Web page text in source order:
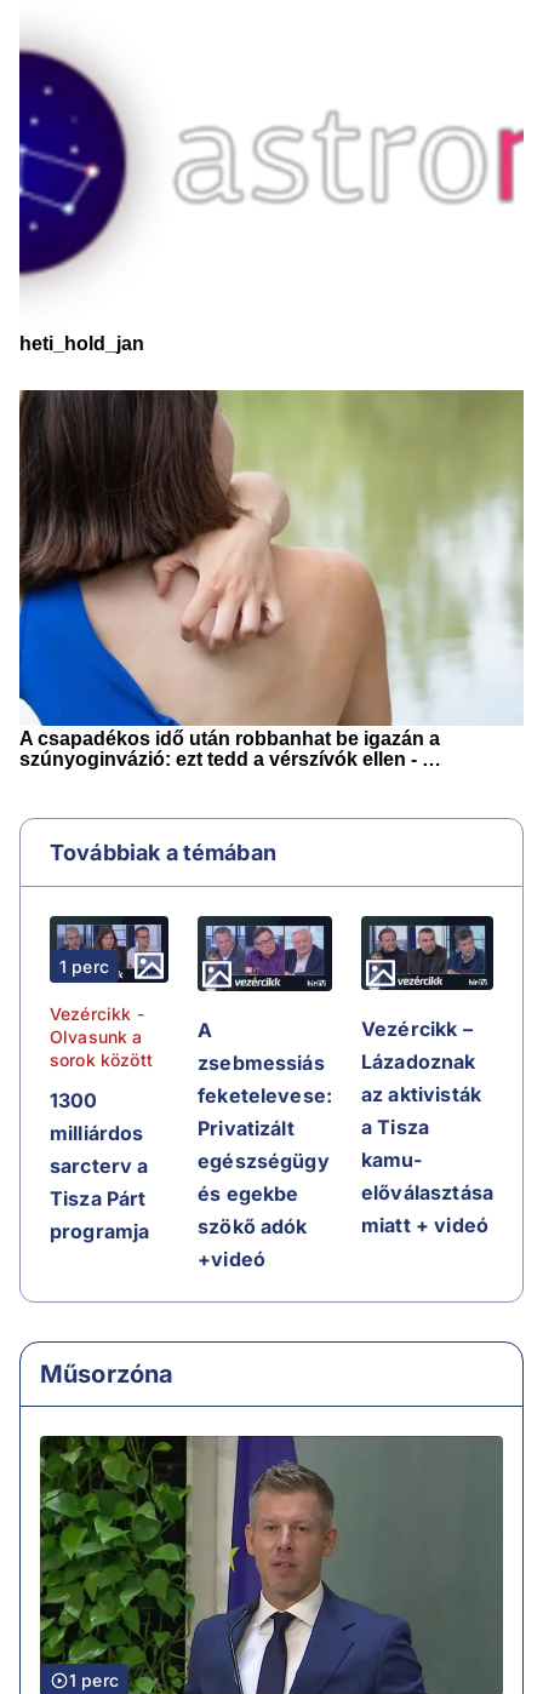
Továbbiak a témában
1 perc
Vezércikk -
Olvasunk a
sorok között
1300
milliárdos
sarcterv a
Tisza Párt
programja
A
zsebmessiás
feketelevese:
Privatizált
egészségügy
és egekbe
szökő adók
+videó
Vezércikk –
Lázadoznak
az aktivisták
a Tisza
kamu-
előválasztása
miatt + videó
Műsorzóna
1 perc